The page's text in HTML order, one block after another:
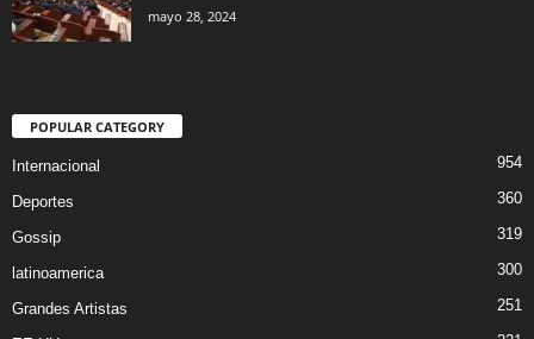
mayo 28, 2024
POPULAR CATEGORY
Internacional 954
Deportes 360
Gossip 319
latinoamerica 300
Grandes Artistas 251